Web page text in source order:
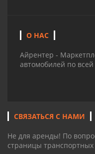
О НАС
Айрентер -
автомобилей по
СВЯЗАТЬСЯ С НАМИ
Не для аренды! По
страницы транспортных